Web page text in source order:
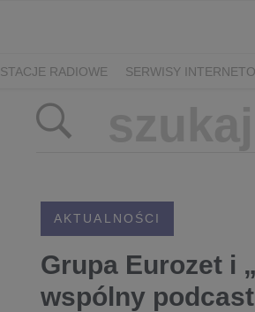
STACJE RADIOWE SERWISY
AKTUALNOŚCI
Grupa Eurozet i
wspólny